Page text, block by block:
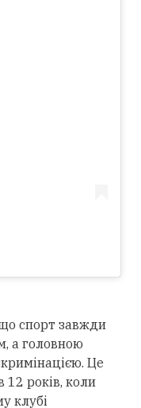
спорт завжди
а головною
Це
12 років, коли
клубі